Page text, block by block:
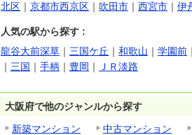
北区 ｜ 京都市西京区 ｜ 吹田市 ｜ 西宮市 ｜ 伊
人気の駅から探す :
龍谷大前深草 ｜ 三国ケ丘 ｜ 和歌山 ｜ 学園前 ｜
｜ 三国 ｜ 手柄 ｜ 豊岡 ｜ ＪＲ淡路
大阪府で他のジャンルから探す
新築マンション
中古マンション